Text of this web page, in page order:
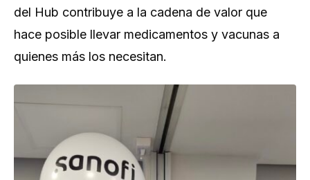
del Hub contribuye a la cadena de valor que
hace posible llevar medicamentos y vacunas a
quienes más los necesitan.